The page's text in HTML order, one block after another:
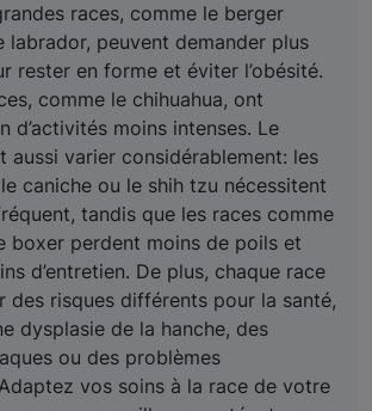
races, comme le berger
labrador, peuvent demander plus
rester en forme et éviter l’obésité.
comme le chihuahua, ont
d’activités moins intenses. Le
aussi varier considérablement: les
caniche ou le shih tzu nécessitent
tandis que les races comme
boxer perdent moins de poils et
d’entretien. De plus, chaque race
des risques différents pour la santé,
dysplasie de la hanche, des
ou des problèmes
vos soins à la race de votre